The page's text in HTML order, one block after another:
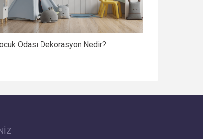
Odası Dekorasyon Nedir?